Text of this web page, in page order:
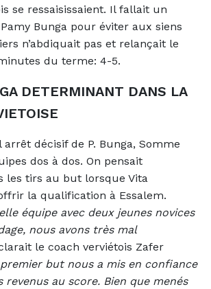
se ressaisissaient. Il fallait un
Bunga pour éviter aux siens
n’abdiquait pas et relançait le
du terme: 4-5.
DETERMINANT DANS LA
décisif de P. Bunga, Somme
dos à dos. On pensait
les tirs au but lorsque Vita
la qualification à Essalem.
équipe avec deux jeunes novices
nous avons très mal
le coach verviétois Zafer
but nous a mis en confiance
revenus au score. Bien que menés